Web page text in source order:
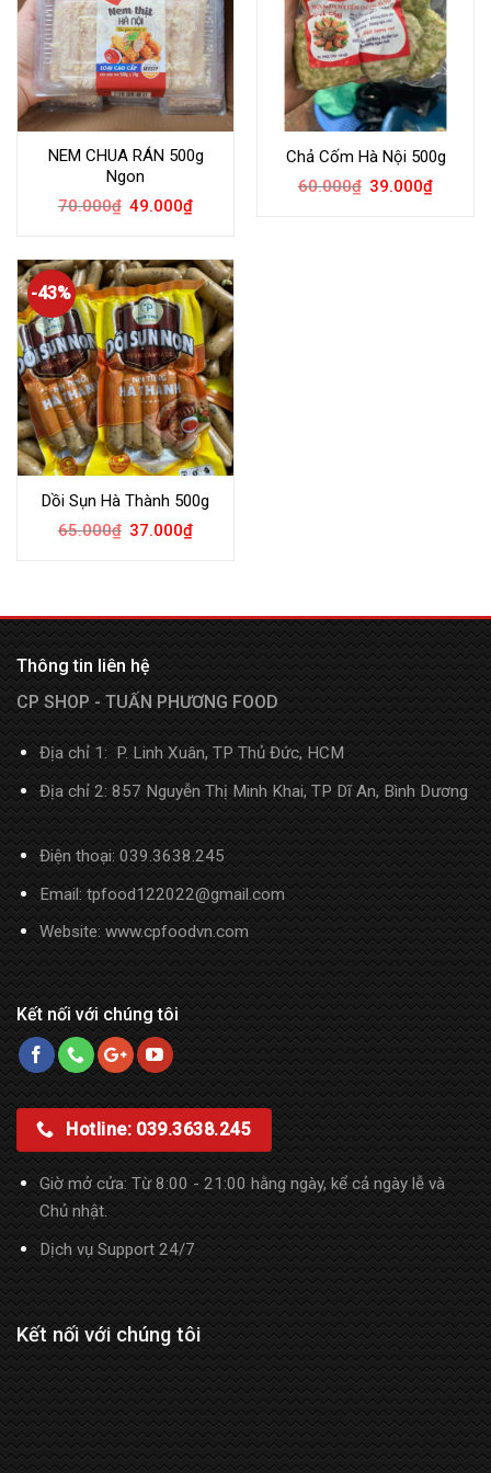
NEM CHUA RÁN 500g
Ngon
70.000₫ 49.000₫
Chả Cốm Hà Nội 500g
60.000₫ 39.000₫
-43%
Dồi Sụn Hà Thành 500g
65.000₫ 37.000₫
Thông tin liên hệ
CP SHOP - TUẤN PHƯƠNG FOOD
Địa chỉ 1: P. Linh Xuân, TP Thủ Đức, HCM
Địa chỉ 2: 857 Nguyễn Thị Minh Khai, TP Dĩ An, Bình Dương
Điện thoại:039.3638.245
Email: tpfood122022@gmail.com
Website: www.cpfoodvn.com
Kết nối với chúng tôi
Hotline: 039.3638.245
Giờ mở cửa: Từ 8:00 - 21:00 hằng ngày, kể cả ngày lễ và
Chủ nhật.
Dịch vụ Support 24/7
Kết nối với chúng tôi